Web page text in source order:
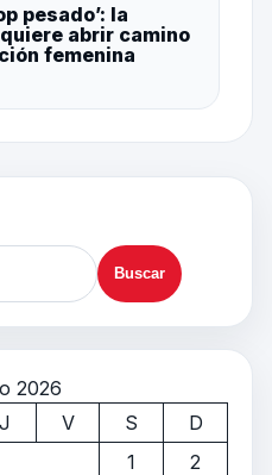
pesado’: la
abrir camino
femenina
2026
J V S
D
1
2